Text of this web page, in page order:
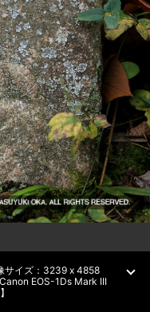
サイズ：3239 x 4858
EOS-1Ds Mark III
】